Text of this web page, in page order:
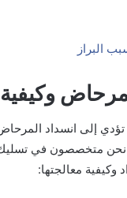
البراز
وكيفية
تؤدي إلى انسداد
متخصصون في
وكيفية معالجتها: